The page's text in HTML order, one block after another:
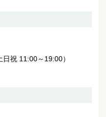
祝 11:00～19:00）